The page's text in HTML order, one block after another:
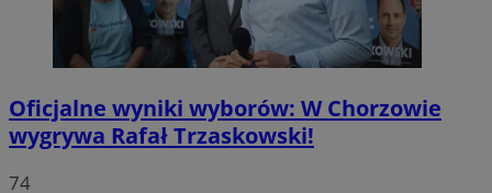
Oficjalne wyniki wyborów: W Chorzowie
wygrywa Rafał Trzaskowski!
74